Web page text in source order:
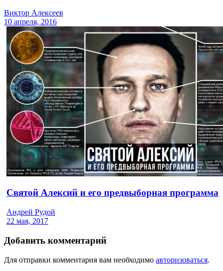
Виктор Алексеев
10 апреля, 2016
Святой Алексий и его предвыборная программа
Андрей Рудой
22 мая, 2017
Добавить комментарий
Для отправки комментария вам необходимо авторизоваться.